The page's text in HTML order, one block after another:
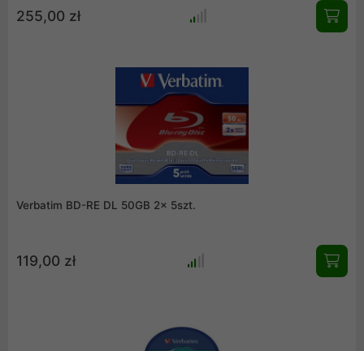
255,00 zł
Verbatim BD-RE DL 50GB 2x 5szt.
119,00 zł